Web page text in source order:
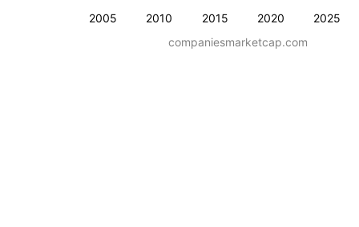
2005 2010 2015 2020 2025
companiesmarketcap.com